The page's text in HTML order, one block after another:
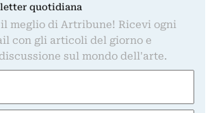
quotidiana
meglio di Artribune! Ricevi ogni
con gli articoli del giorno e
sul mondo dell'arte.